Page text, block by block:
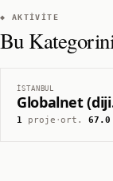
◆ AKTIVITE
Bu
İSTANBUL
Globalnet
1proje ·ort.67.0